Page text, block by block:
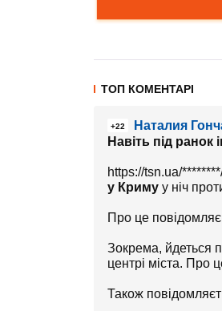
ТОП КОМЕНТАРІ
+22
Наталия
Навіть під
https://tsn.ua/
у Криму у ніч
Про це
Зокрема, йдеться
центрі міста. Про
Також